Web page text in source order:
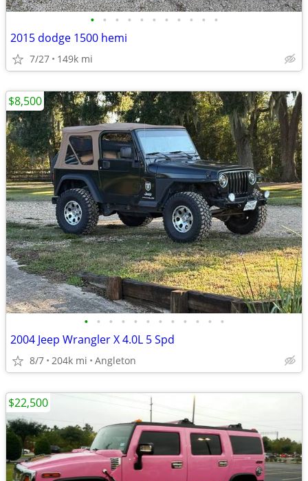
• • • • • • • • • • •
2015 dodge 1500 hemi
7/27 149k mi
• • • • • • • • • • • •
2004 Jeep Wrangler X 4.0L 5 Spd
8/7 204k mi Angleton
$8,500
$22,500